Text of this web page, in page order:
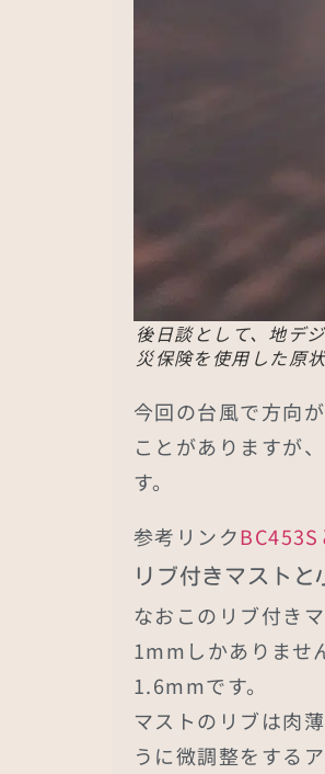
後日談として、地デ
災保険を使用した原
今回の台風で方向
ことがありますが
す。
参考リンクBC453S
リブ付きマストと
なおこのリブ付き
1mmしかありませ
1.6mmです。
マストのリブは肉
うに微調整をする